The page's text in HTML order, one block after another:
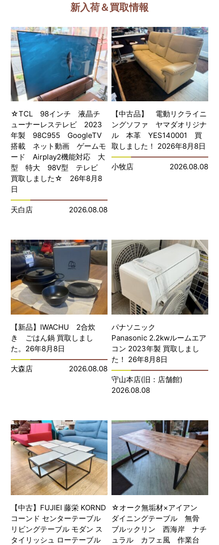
新入荷＆買取情報
☆TCL 98インチ 液晶チ
ューナーレステレビ 2023
年製 98C955 GoogleTV
搭載 ネット動画 ゲームモ
ード Airplay2機能対応 大
型 特大 98V型 テレビ
買取しました☆ 26年8月8
日
天白店 2026.08.08
【中古品】 電動リクライニ
ングソファ ヤマダオリジナ
ル 本革 YES140001 買
取しました！ 2026年8月8日
小牧店 2026.08.08
【新品】IWACHU 2合炊
き ごはん鍋 買取しまし
た。26年8月8日
大森店 2026.08.08
パナソニック
Panasonic 2.2kwルームエア
コン 2023年製 買取しまし
た！ 26年8月8日
守山本店(旧：店舗館)
2026.08.08
【中古】FUJIEI 藤栄 KORND
コーンド センターテーブル
リビングテーブル モダン ス
タイリッシュ ローテーブル
☆オーク無垢材×アイアン
ダイニングテーブル 無骨
ブルックリン 西海岸 ナチ
ュラル カフェ風 作業台